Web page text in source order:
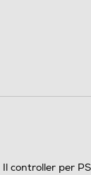
Il controller per